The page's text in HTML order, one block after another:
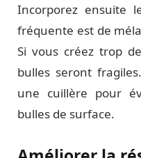
Incorporez ensuite
fréquente est de
Si vous créez trop
bulles seront
une cuillère pour
bulles de surface.